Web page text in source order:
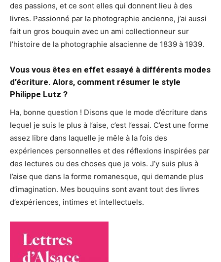
des passions, et ce sont elles qui donnent lieu à des
livres. Passionné par la photographie ancienne, j’ai aussi
fait un gros bouquin avec un ami collectionneur sur
l’histoire de la photographie alsacienne de 1839 à 1939.
Vous vous êtes en effet essayé à différents modes
d’écriture. Alors, comment résumer le style
Philippe Lutz ?
Ha, bonne question ! Disons que le mode d’écriture dans
lequel je suis le plus à l’aise, c’est l’essai. C’est une forme
assez libre dans laquelle je mêle à la fois des
expériences personnelles et des réflexions inspirées par
des lectures ou des choses que je vois. J’y suis plus à
l’aise que dans la forme romanesque, qui demande plus
d’imagination. Mes bouquins sont avant tout des livres
d’expériences, intimes et intellectuels.